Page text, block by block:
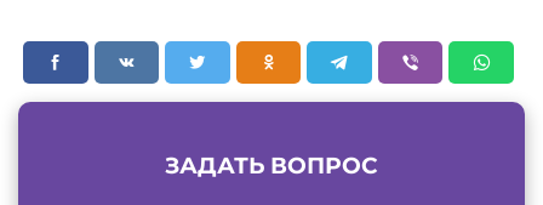
ЗАДАТЬ ВОПРОС